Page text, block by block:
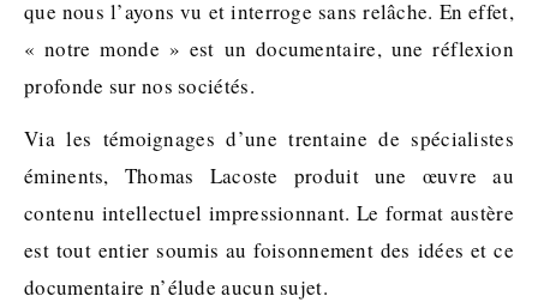
que nous l’ayons vu et interroge sans relâche. En effet,
« notre monde » est un documentaire, une réflexion
profonde sur nos sociétés.
Via les témoignages d’une trentaine de spécialistes
éminents, Thomas Lacoste produit une œuvre au
contenu intellectuel impressionnant. Le format austère
est tout entier soumis au foisonnement des idées et ce
documentaire n’élude aucun sujet.